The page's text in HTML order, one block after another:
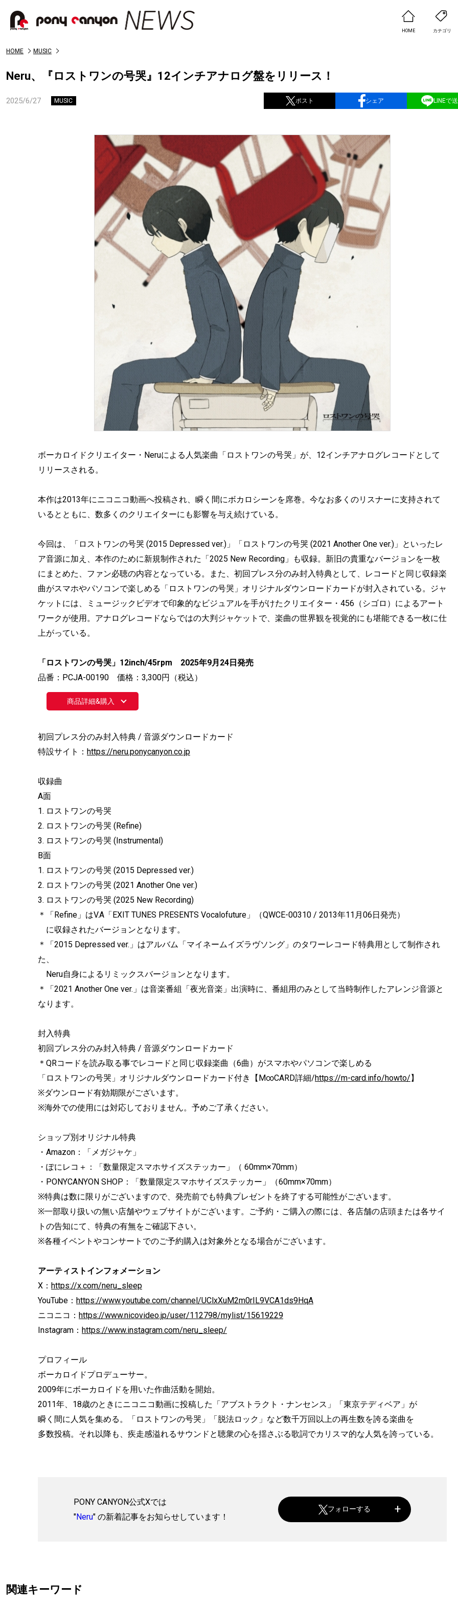
HOME カテゴリ
HOME MUSIC
Neru、『ロストワンの号哭』12インチアナログ盤をリリース！
2025/6/27 MUSIC ポスト シェア LINEで
ボーカロイドクリエイター・Neruによる人気楽曲「ロストワンの号哭」が、12インチアナログレコードとして
リリースされる。
本作は2013年にニコニコ動画へ投稿され、瞬く間にボカロシーンを席巻。今なお多くのリスナーに支持されて
いるとともに、数多くのクリエイターにも影響を与え続けている。
今回は、「ロストワンの号哭 (2015 Depressed ver.)」「ロストワンの号哭 (2021 Another One ver.)」といったレ
ア音源に加え、本作のために新規制作された「2025 New Recording」も収録。新旧の貴重なバージョンを一枚
にまとめた、ファン必聴の内容となっている。また、初回プレス分のみ封入特典として、レコードと同じ収録楽
曲がスマホやパソコンで楽しめる「ロストワンの号哭」オリジナルダウンロードカードが封入されている。ジャ
ケットには、ミュージックビデオで印象的なビジュアルを手がけたクリエイター・456（シゴロ）によるアート
ワークが使用。アナログレコードならではの大判ジャケットで、楽曲の世界観を視覚的にも堪能できる一枚に仕
上がっている。
「ロストワンの号哭」12inch/45rpm 2025年9月24日発売
品番：PCJA-00190 価格：3,300円（税込）
商品詳細&購入
初回プレス分のみ封入特典 / 音源ダウンロードカード
特設サイト： https://neru.ponycanyon.co.jp
収録曲
A面
1. ロストワンの号哭
2. ロストワンの号哭 (Refine)
3. ロストワンの号哭 (Instrumental)
B面
1. ロストワンの号哭 (2015 Depressed ver.)
2. ロストワンの号哭 (2021 Another One ver.)
3. ロストワンの号哭 (2025 New Recording)
＊「Refine」はV.A「EXIT TUNES PRESENTS Vocalofuture」（QWCE-00310 / 2013年11月06日発売）
に収録されたバージョンとなります。
＊「2015 Depressed ver.」はアルバム「マイネームイズラヴソング」のタワーレコード特典用として制作され
た、
Neru自身によるリミックスバージョンとなります。
＊「2021 Another One ver.」は音楽番組「夜光音楽」出演時に、番組用のみとして当時制作したアレンジ音源と
なります。
封入特典
初回プレス分のみ封入特典 / 音源ダウンロードカード
＊QRコードを読み取る事でレコードと同じ収録楽曲（6曲）がスマホやパソコンで楽しめる
「ロストワンの号哭」オリジナルダウンロードカード付き【M∞CARD詳細/https://m-card.info/howto/】
※ダウンロード有効期限がございます。
※海外での使用には対応しておりません。予めご了承ください。
ショップ別オリジナル特典
・Amazon：「メガジャケ」
・ぽにレコ＋：「数量限定スマホサイズステッカー」（ 60mm×70mm）
・PONYCANYON SHOP：「数量限定スマホサイズステッカー」（60mm×70mm）
※特典は数に限りがございますので、発売前でも特典プレゼントを終了する可能性がございます。
※一部取り扱いの無い店舗やウェブサイトがございます。ご予約・ご購入の際には、各店舗の店頭または各サイ
トの告知にて、特典の有無をご確認下さい。
※各種イベントやコンサートでのご予約購入は対象外となる場合がございます。
アーティストインフォメーション
X： https://x.com/neru_sleep
YouTube： https://www.youtube.com/channel/UClxXuM2m0rIL9VCA1ds9HqA
ニコニコ： https://www.nicovideo.jp/user/112798/mylist/15619229
Instagram： https://www.instagram.com/neru_sleep/
プロフィール
ボーカロイドプロデューサー。
2009年にボーカロイドを用いた作曲活動を開始。
2011年、18歳のときにニコニコ動画に投稿した「アブストラクト・ナンセンス」「東京テディベア」が
瞬く間に人気を集める。「ロストワンの号哭」「脱法ロック」など数千万回以上の再生数を誇る楽曲を
多数投稿。それ以降も、疾走感溢れるサウンドと聴衆の心を揺さぶる歌詞でカリスマ的な人気を誇っている。
PONY CANYON公式Xでは
"Neru" の新着記事をお知らせしています！
フォローする
関連キーワード